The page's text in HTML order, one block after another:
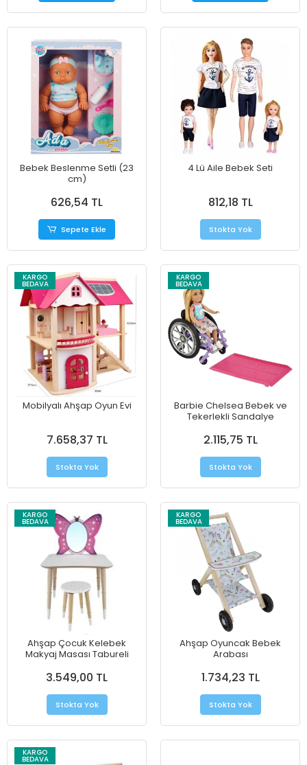
Bebek Beslenme Setli (23
cm)
626,54 TL
Sepete Ekle
4 Lü Aile Bebek Seti
812,18 TL
Stokta Yok
KARGO
BEDAVA
Mobilyalı Ahşap Oyun Evi
7.658,37 TL
Stokta Yok
KARGO
BEDAVA
Barbie Chelsea Bebek ve
Tekerlekli Sandalye
2.115,75 TL
Stokta Yok
KARGO
BEDAVA
Ahşap Çocuk Kelebek
Makyaj Masası Tabureli
3.549,00 TL
Stokta Yok
KARGO
BEDAVA
Ahşap Oyuncak Bebek
Arabası
1.734,23 TL
Stokta Yok
KARGO
BEDAVA